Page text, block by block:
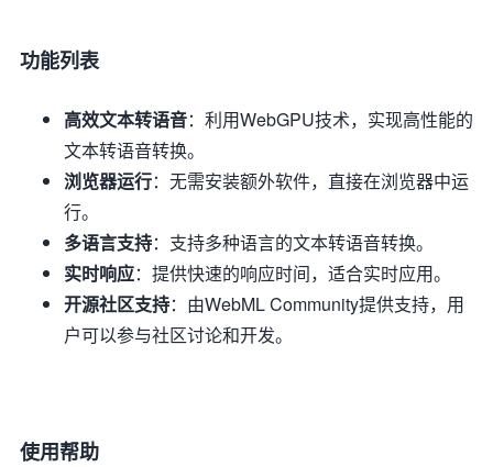
功能列表
高效文本转语音：利用WebGPU技术，实现高性能的
文本转语音转换。
浏览器运行：无需安装额外软件，直接在浏览器中运
行。
多语言支持：支持多种语言的文本转语音转换。
实时响应：提供快速的响应时间，适合实时应用。
开源社区支持：由WebML Community提供支持，用
户可以参与社区讨论和开发。
使用帮助